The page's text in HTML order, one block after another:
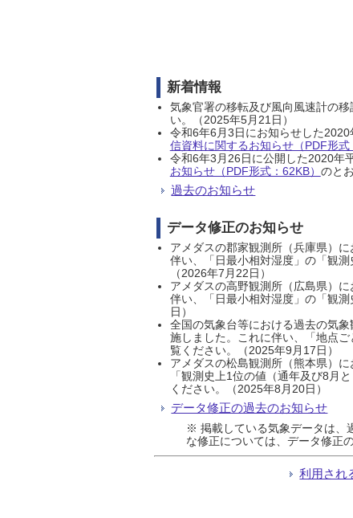
新着情報
気象官署の移転及び風向風速計の
い。（2025年5月21日）
令和6年6月3日にお知らせした
信資料に関するお知らせ（PDF形式
令和6年3月26日に公開した2020年
お知らせ（PDF形式：62KB） のと
過去のお知らせ
データ修正のお知らせ
アメダスの郡家観測所（兵庫県）
伴い、「日最小相対湿度」の「観
（2026年7月22日）
アメダスの高野観測所（広島県）
伴い、「日最小相対湿度」の「観
日）
全国の気象台等における過去の気
施しました。これに伴い、「地点
覧ください。（2025年9月17日）
アメダスの松島観測所（熊本県）
「観測史上1位の値（通年及び8月
ください。（2025年8月20日）
データ修正の過去のお知らせ
※ 掲載している気象データは、
な修正については、データ修正
利用され